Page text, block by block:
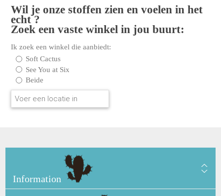
Wil je onze stoffen zien en voelen in het
echt ?
Zoek een vaste winkel in jou buurt:
Ik zoek een winkel die aanbiedt:
Soft Cactus
See You at Six
Beide
Information